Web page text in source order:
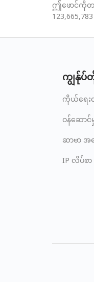
ဤဖောင်ကိုတ
ကျွန်ုပ်
ကိုယ်ရေး
ဝန်ဆောင်မှု
ဆာဗာ
IP လိပ်စာ